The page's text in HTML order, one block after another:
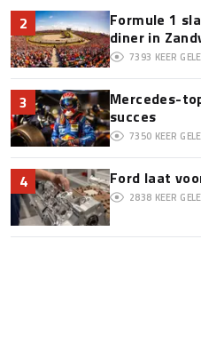
2
Formule 1
diner in
7393 KEER
3
Mercedes-
succes
7350 KEER
4 Ford laat
2838 KEER